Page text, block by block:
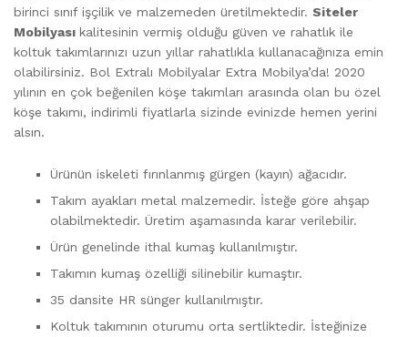
birinci sınıf işçilik ve malzemeden üretilmektedir. Siteler
Mobilyası kalitesinin vermiş olduğu güven ve rahatlık ile
koltuk takımlarınızı uzun yıllar rahatlıkla kullanacağınıza emin
olabilirsiniz. Bol Extralı Mobilyalar Extra Mobilya’da! 2020
yılının en çok beğenilen köşe takımları arasında olan bu özel
köşe takımı, indirimli fiyatlarla sizinde evinizde hemen yerini
alsın.
Ürünün iskeleti fırınlanmış gürgen (kayın) ağacıdır.
Takım ayakları metal malzemedir. İsteğe göre ahşap
olabilmektedir. Üretim aşamasında karar verilebilir.
Ürün genelinde ithal kumaş kullanılmıştır.
Takımın kumaş özelliği silinebilir kumaştır.
35 dansite HR sünger kullanılmıştır.
Koltuk takımının oturumu orta sertliktedir. İsteğinize